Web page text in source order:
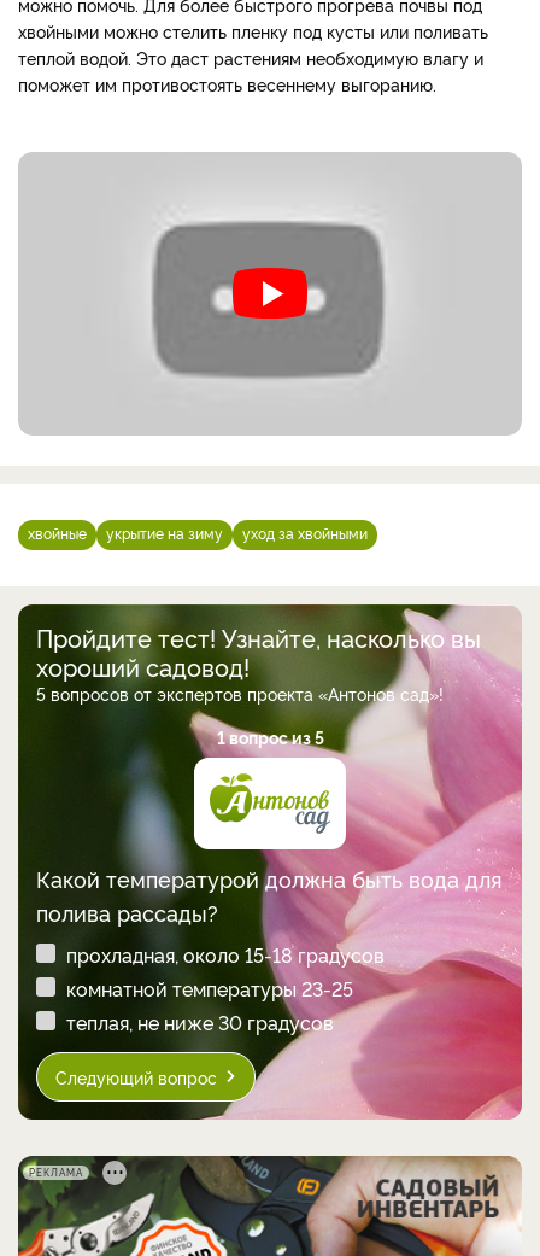
хвойными можно стелить пленку под кусты или поливать
теплой водой. Это даст растениям необходимую влагу и
поможет им противостоять весеннему выгоранию.
хвойные укрытие на зиму уход за хвойными
Пройдите тест! Узнайте, насколько вы
хороший садовод!
5 вопросов от экспертов проекта «Антонов сад»!
1 вопрос из 5
Какой температурой должна быть вода для
полива рассады?
прохладная, около 15-18 градусов
комнатной температуры 23-25
теплая, не ниже 30 градусов
Следующий вопрос
РЕКЛАМА